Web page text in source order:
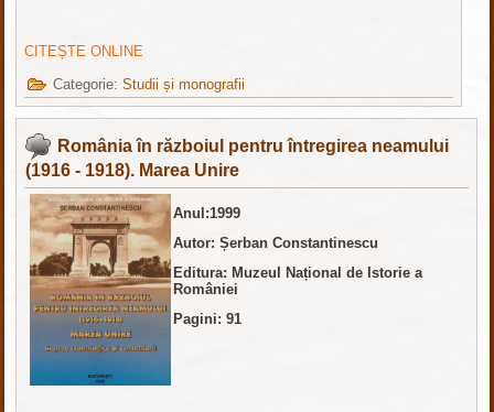
CITEȘTE ONLINE
Categorie:Studii și monografii
România în războiul pentru întregirea neamului
(1916 - 1918). Marea Unire
Anul:1999
Autor: Șerban Constantinescu
Editura: Muzeul Național de Istorie a
României
Pagini: 91